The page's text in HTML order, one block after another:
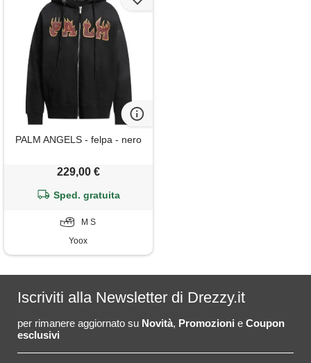
PALM ANGELS - felpa - nero
229,00 €
Sped. gratuita
M S
Yoox
Iscriviti alla Newsletter di Drezzy.it
per rimanere aggiornato su Novità, Promozioni e Coupon
esclusivi